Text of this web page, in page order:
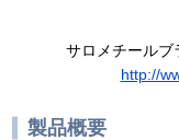
サロメチール
http://
製品概要